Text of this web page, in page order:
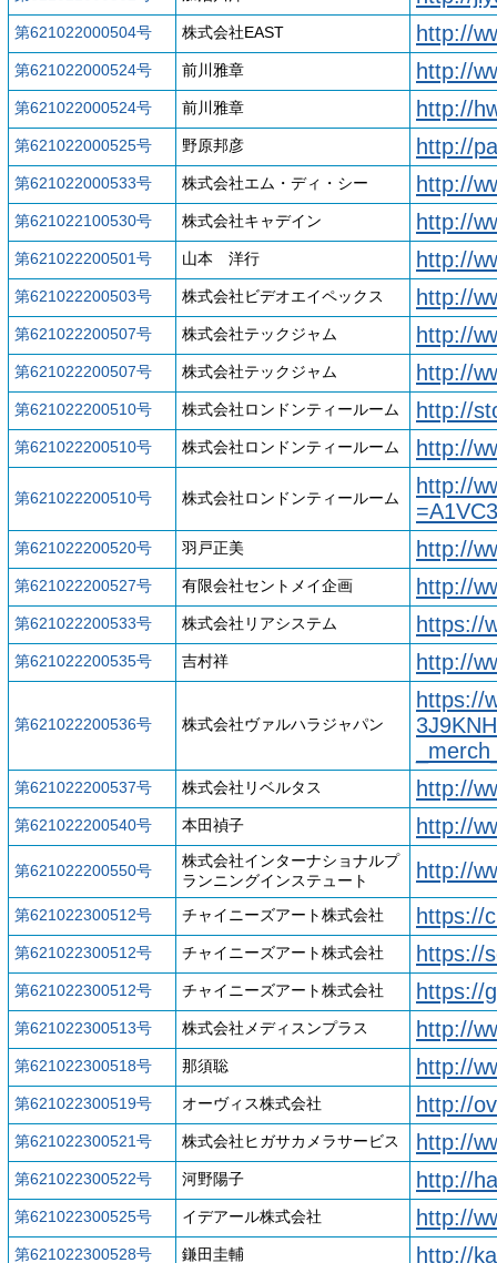
第621022000504号 株式会社EAST http://
第621022000524号 前川雅章 http://
第621022000524号 前川雅章 http://
第621022000525号 野原邦彦 http://
第621022000533号 株式会社エム・ディ・シー http://
第621022100530号 株式会社キャデイン http://
第621022200501号 山本 洋行 http://
第621022200503号 株式会社ビデオエイペックス http://
第621022200507号 株式会社テックジャム http://
第621022200507号 株式会社テックジャム http://
第621022200510号 株式会社ロンドンティールーム http://
第621022200510号 株式会社ロンドンティールーム http://
第621022200510号 株式会社ロンドンティールーム
http://
第621022200520号 羽戸正美 http://
第621022200527号 有限会社セントメイ企画 http://
第621022200533号 株式会社リアシステム https://
第621022200535号 吉村祥 http://
第621022200536号 株式会社ヴァルハラジャパン
https://
第621022200537号 株式会社リベルタス http://
第621022200540号 本田禎子 http://
第621022200550号
株式会社インターナショナルプ
ランニングインステュート
http://
第621022300512号 チャイニーズアート株式会社 https://
第621022300512号 チャイニーズアート株式会社 https://
第621022300512号 チャイニーズアート株式会社 https://
第621022300513号 株式会社メディスンプラス http://
第621022300518号 那須聡 http://
第621022300519号 オーヴィス株式会社 http://
第621022300521号 株式会社ヒガサカメラサービス http://
第621022300522号 河野陽子 http://
第621022300525号 イデアール株式会社 http://
第621022300528号 鎌田圭輔 http://